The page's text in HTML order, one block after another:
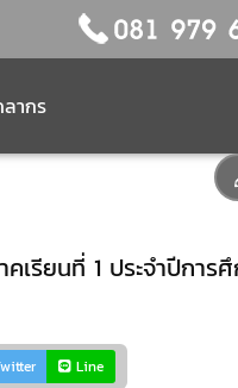
ากร
คเรียนที่ 1 ประจำปีการ
Line